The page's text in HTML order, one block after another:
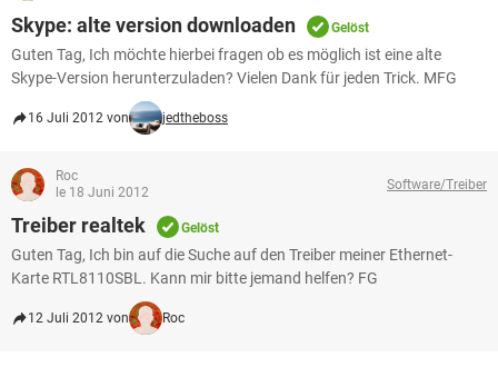
Skype: alte version downloaden Gelöst
Guten Tag, Ich möchte hierbei fragen ob es möglich ist eine alte
Skype-Version herunterzuladen? Vielen Dank für jeden Trick. MFG
16 Juli 2012 von jedtheboss
Roc
le 18 Juni 2012
Software/Treiber
Treiber realtek Gelöst
Guten Tag, Ich bin auf die Suche auf den Treiber meiner Ethernet-
Karte RTL8110SBL. Kann mir bitte jemand helfen? FG
12 Juli 2012 von Roc